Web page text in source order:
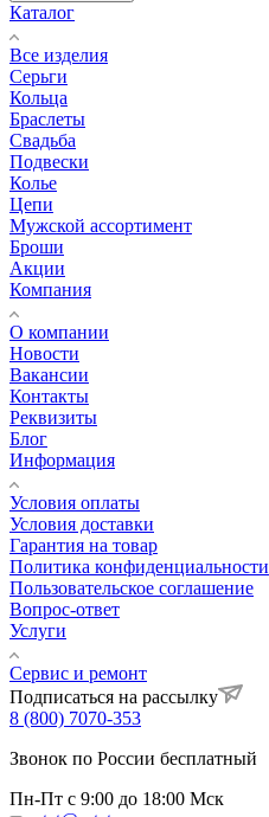
Каталог
Все изделия
Серьги
Кольца
Браслеты
Свадьба
Подвески
Колье
Цепи
Мужской ассортимент
Броши
Акции
Компания
О компании
Новости
Вакансии
Контакты
Реквизиты
Блог
Информация
Условия оплаты
Условия доставки
Гарантия на товар
Политика конфиденциальности
Пользовательское соглашение
Вопрос-ответ
Услуги
Сервис и ремонт
Подписаться на рассылку
8 (800) 7070-353
Звонок по России бесплатный
Пн-Пт с 9:00 до 18:00 Мск